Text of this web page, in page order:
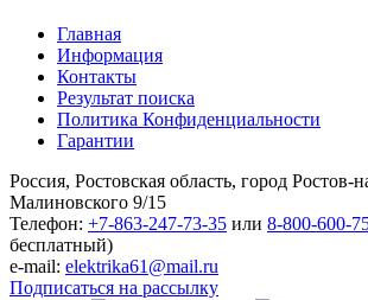
Главная
Информация
Контакты
Результат поиска
Политика Конфиденциальности
Гарантии
Россия, Ростовская область, город Ростов-
Малиновского 9/15
Телефон: +7-863-247-73-35 или 8-800-600-
бесплатный)
e-mail: elektrika61@mail.ru
Подписаться на рассылку